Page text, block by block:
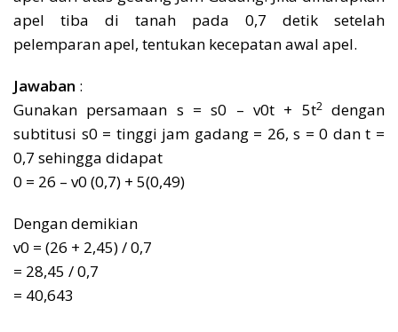
apel tiba di tanah pada 0,7 detik setelah
pelemparan apel, tentukan kecepatan awal apel.
Jawaban :
Gunakan persamaan s = s0 – v0t + 5t2dengan
subtitusi s0 = tinggi jam gadang = 26, s = 0 dan t =
0,7 sehingga didapat
0 = 26 – v0 (0,7) + 5(0,49)
Dengan demikian
v0 = (26 + 2,45) / 0,7
= 28,45 / 0,7
= 40,643